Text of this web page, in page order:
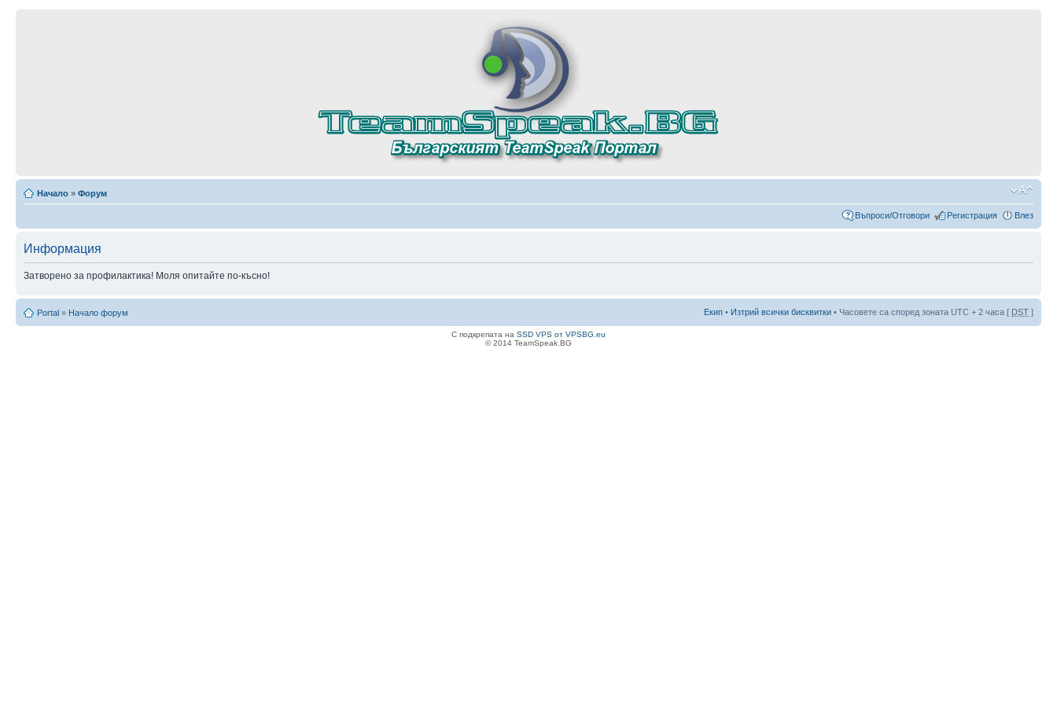
Начало » Форум
Въпроси/Отговори Регистрация Влез
Информация
Затворено за профилактика! Моля опитайте по-късно!
Portal » Начало форум Екип • Изтрий всички бисквитки • Часовете са според зоната UTC + 2 часа [ DST ]
С подкрепата на SSD VPS от VPSBG.eu
© 2014 TeamSpeak.BG